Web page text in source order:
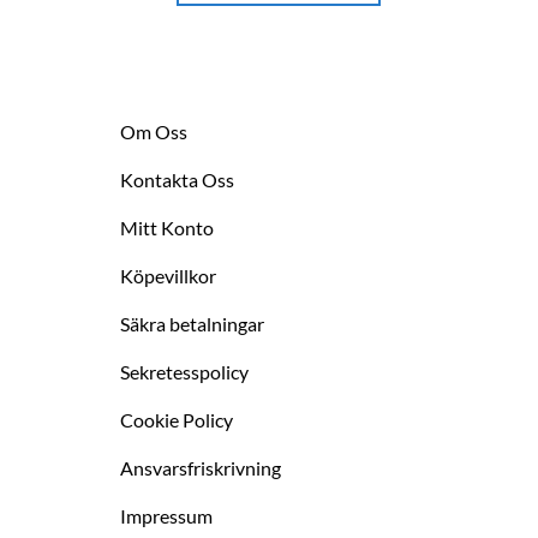
Om Oss
Kontakta Oss
Mitt Konto
Köpevillkor
Säkra betalningar
Sekretesspolicy
Cookie Policy
Ansvarsfriskrivning
Impressum